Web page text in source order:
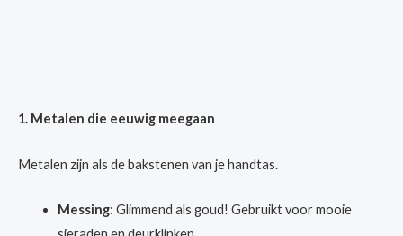
1. Metalen die eeuwig meegaan
Metalen zijn als de bakstenen van je handtas.
Messing: Glimmend als goud! Gebruikt voor mooie